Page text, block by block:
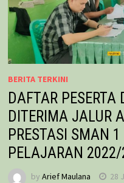
BERITA TERKINI
DAFTAR
DITERIMA JALUR
PRESTASI SMAN
PELAJARAN
by Arief Maulana 28